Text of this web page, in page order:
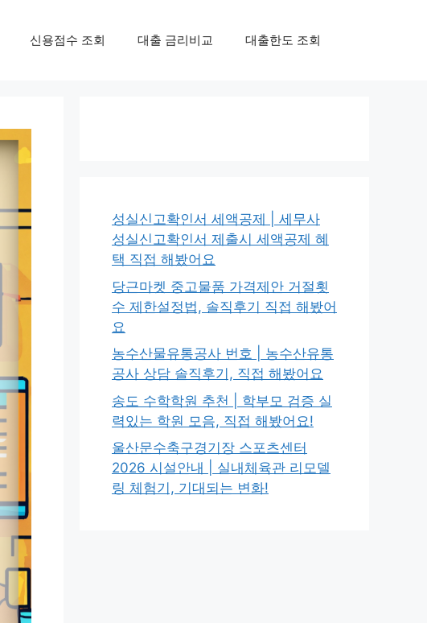
신용점수 조회 대출 금리비교 대출한도 조회
성실신고확인서 세액공제 | 세무사
성실신고확인서 제출시 세액공제 혜
택 직접 해봤어요
당근마켓 중고물품 가격제안 거절횟
수 제한설정법, 솔직후기 직접 해봤어
요
농수산물유통공사 번호 | 농수산유통
공사 상담 솔직후기, 직접 해봤어요
송도 수학학원 추천 | 학부모 검증 실
력있는 학원 모음, 직접 해봤어요!
울산문수축구경기장 스포츠센터
2026 시설안내 | 실내체육관 리모델
링 체험기, 기대되는 변화!